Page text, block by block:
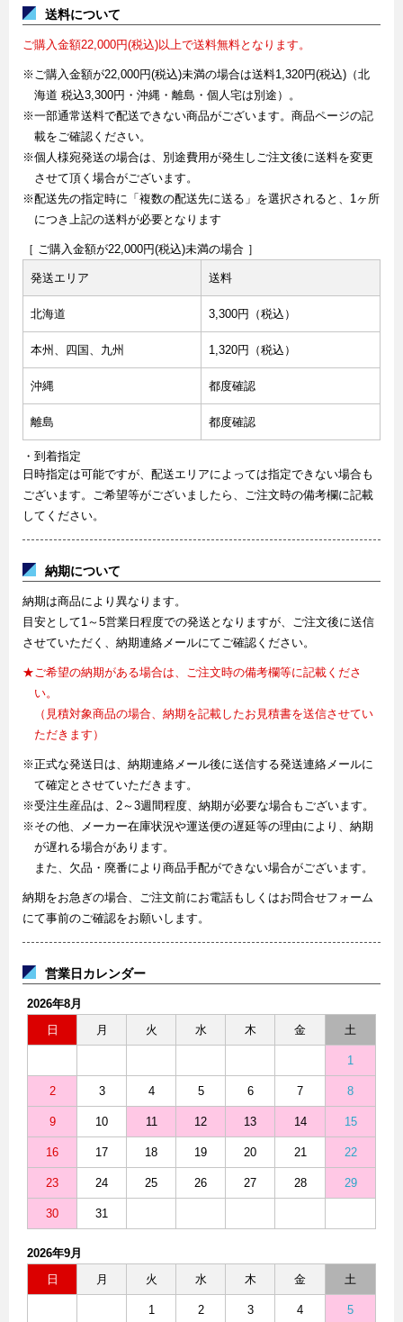
送料について
ご購入金額22,000円(税込)以上で送料無料となります。
※ご購入金額が22,000円(税込)未満の場合は送料1,320円(税込)（北
海道 税込3,300円・沖縄・離島・個人宅は別途）。
※一部通常送料で配送できない商品がございます。商品ページの記
載をご確認ください。
※個人様宛発送の場合は、別途費用が発生しご注文後に送料を変更
させて頂く場合がございます。
※配送先の指定時に「複数の配送先に送る」を選択されると、1ヶ所
につき上記の送料が必要となります
［ ご購入金額が22,000円(税込)未満の場合 ］
発送エリア 送料
北海道 3,300円（税込）
本州、四国、九州 1,320円（税込）
沖縄 都度確認
離島 都度確認
・到着指定
日時指定は可能ですが、配送エリアによっては指定できない場合も
ございます。ご希望等がございましたら、ご注文時の備考欄に記載
してください。
納期について
納期は商品により異なります。
目安として1～5営業日程度での発送となりますが、ご注文後に送信
させていただく、納期連絡メールにてご確認ください。
★ご希望の納期がある場合は、ご注文時の備考欄等に記載くださ
い。
（見積対象商品の場合、納期を記載したお見積書を送信させてい
ただきます）
※正式な発送日は、納期連絡メール後に送信する発送連絡メールに
て確定とさせていただきます。
※受注生産品は、2～3週間程度、納期が必要な場合もございます。
※その他、メーカー在庫状況や運送便の遅延等の理由により、納期
が遅れる場合があります。
また、欠品・廃番により商品手配ができない場合がございます。
納期をお急ぎの場合、ご注文前にお電話もしくはお問合せフォーム
にて事前のご確認をお願いします。
営業日カレンダー
2026年8月
日
月 火 水 木 金 土
1
2 3 4 5 6 7 8
9 10 11 12 13 14 15
16 17 18 19 20 21 22
23 24 25 26 27 28 29
30 31
2026年9月
日
月 火 水 木 金 土
1 2 3 4 5